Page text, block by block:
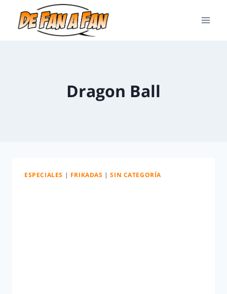
Dragon Ball
ESPECIALES | FRIKADAS |SIN CATEGORÍA